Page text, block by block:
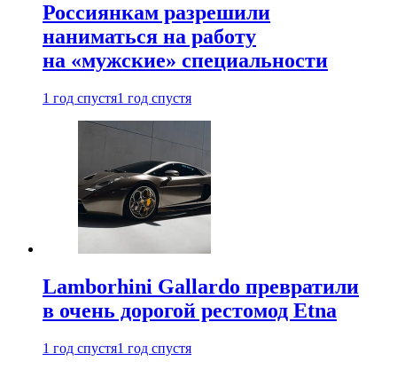
Россиянкам разрешили
наниматься на работу
на «мужские» специальности
1 год спустя1 год спустя
Lamborhini Gallardo превратили
в очень дорогой рестомод Etna
1 год спустя1 год спустя